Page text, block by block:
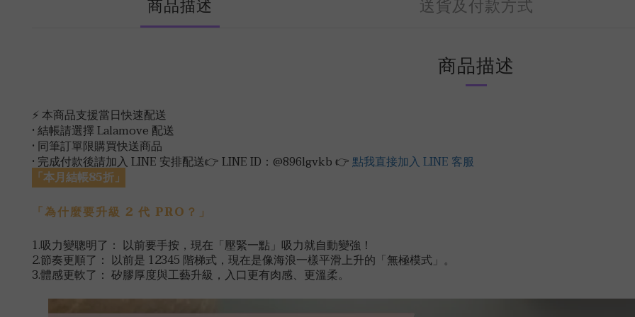
商品描述 送貨及付款方式
商品描述
⚡ 本商品支援當日快速配送
• 結帳請選擇 Lalamove 配送
• 同筆訂單限購買快送商品
• 完成付款後請加入 LINE 安排配送👉 LINE ID：@896lgvkb 👉點我直接加入 LINE 客服
「本月結帳85折」
「為什麼要升級 2 代 PRO？」
1.吸力變聰明了： 以前要手按，現在「壓緊一點」吸力就自動變強！
2.節奏更順了： 以前是 12345 階梯式，現在是像海浪一樣平滑上升的「無極模式」。
3.體感更軟了： 矽膠厚度與工藝升級，入口更有肉感、更溫柔。